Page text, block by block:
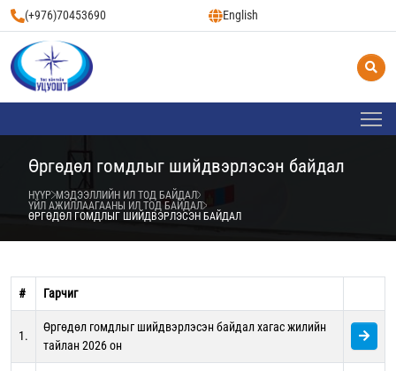
(+976)70453690 English
Өргөдөл гомдлыг шийдвэрлэсэн байдал
НҮҮР МЭДЭЭЛЛИЙН ИЛ ТОД БАЙДАЛ
ҮЙЛ АЖИЛЛААГААНЫ ИЛ ТОД БАЙДАЛ
ӨРГӨДӨЛ ГОМДЛЫГ ШИЙДВЭРЛЭСЭН БАЙДАЛ
# Гарчиг
1.
Өргөдөл гомдлыг шийдвэрлэсэн байдал хагас жилийн
тайлан 2026 он